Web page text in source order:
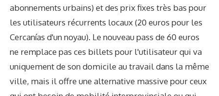
abonnements urbains) et des prix fixes très bas pour
les utilisateurs récurrents locaux (20 euros pour les
Cercanías d'un noyau). Le nouveau pass de 60 euros
ne remplace pas ces billets pour l'utilisateur qui va
uniquement de son domicile au travail dans la même
ville, mais il offre une alternative massive pour ceux